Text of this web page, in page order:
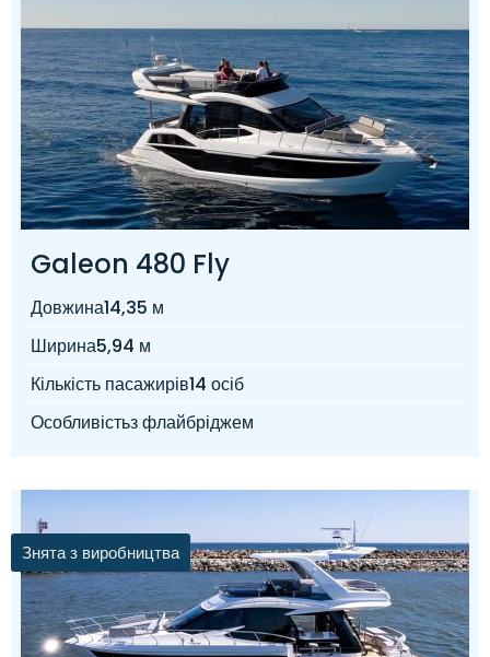
Galeon 480 Fly
Довжина14,35 м
Ширина5,94 м
Кількість пасажирів14 осіб
Особливістьз флайбріджем
Знята з виробництва